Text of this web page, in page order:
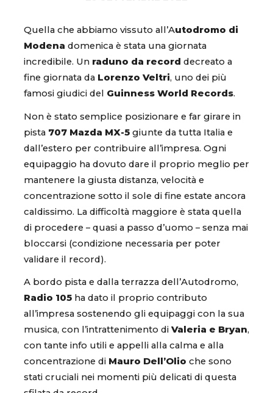
Quella che abbiamo vissuto all’Autodromo di
Modena domenica è stata una giornata
incredibile. Un raduno da record decreato a
fine giornata da Lorenzo Veltri, uno dei più
famosi giudici del Guinness World Records.
Non è stato semplice posizionare e far girare in
pista 707 Mazda MX-5 giunte da tutta Italia e
dall’estero per contribuire all’impresa. Ogni
equipaggio ha dovuto dare il proprio meglio per
mantenere la giusta distanza, velocità e
concentrazione sotto il sole di fine estate ancora
caldissimo. La difficoltà maggiore è stata quella
di procedere – quasi a passo d’uomo – senza mai
bloccarsi (condizione necessaria per poter
validare il record).
A bordo pista e dalla terrazza dell’Autodromo,
Radio 105 ha dato il proprio contributo
all’impresa sostenendo gli equipaggi con la sua
musica, con l’intrattenimento di Valeria e Bryan,
con tante info utili e appelli alla calma e alla
concentrazione di Mauro Dell’Olio che sono
stati cruciali nei momenti più delicati di questa